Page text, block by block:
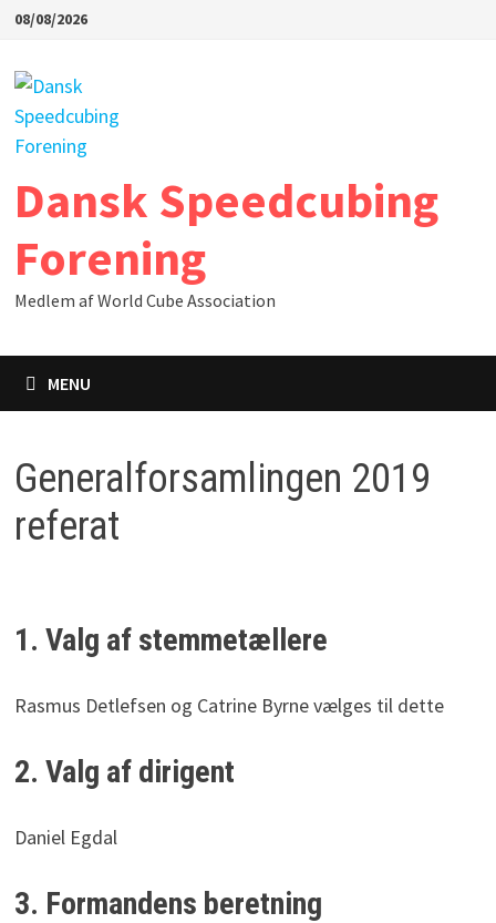
Skip
content
08/08/2026
Dansk Speedcubing
Forening
Medlem af World Cube Association
MENU
Generalforsamlingen 2019
referat
1. Valg af stemmetællere
Rasmus Detlefsen og Catrine Byrne vælges til dette
2. Valg af dirigent
Daniel Egdal
3. Formandens beretning